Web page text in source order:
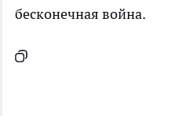
бесконечная война.